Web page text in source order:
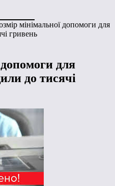
мінімальної допомоги для
гривень
для
до тисячі